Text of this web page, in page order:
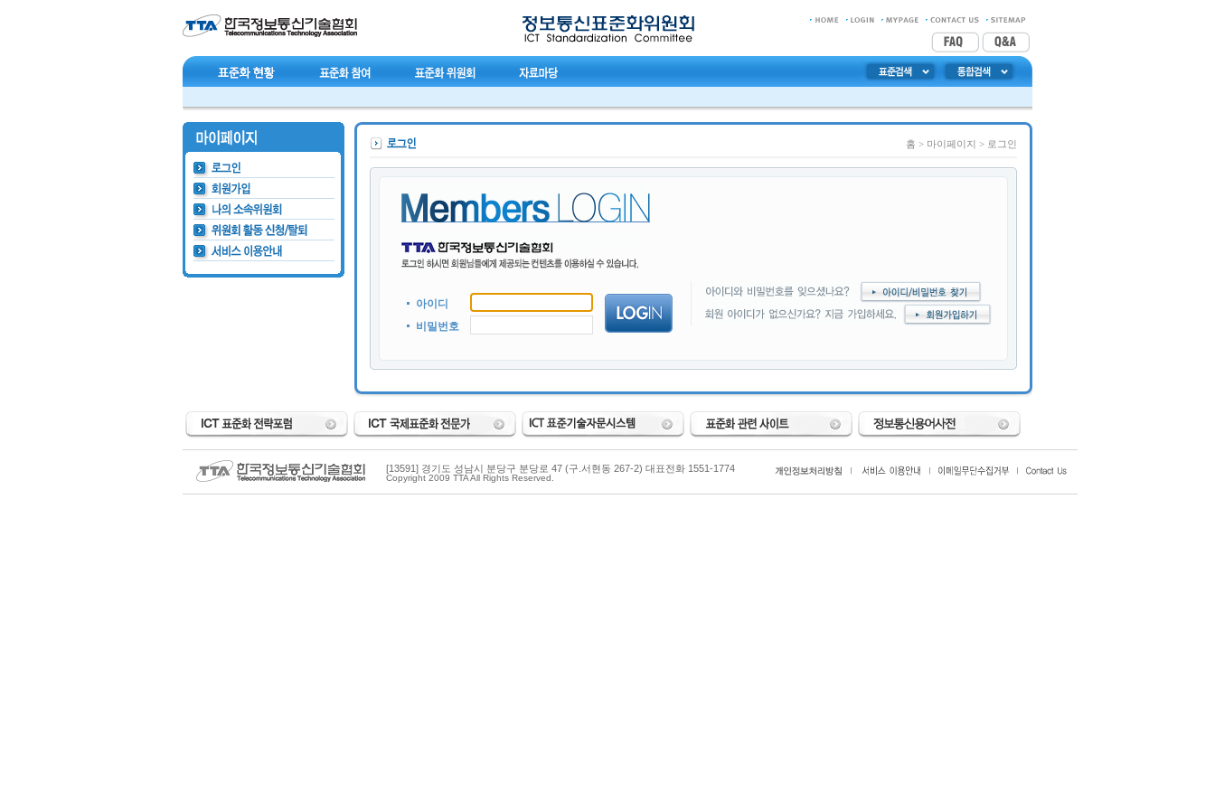
홈 > 마이페이지 > 로그인
아이디
비밀번호
[13591] 경기도 성남시 분당구 분당로 47 (구.서현동 267-2) 대표전화 1551-1774
Copyright 2009 TTA All Rights Reserved.